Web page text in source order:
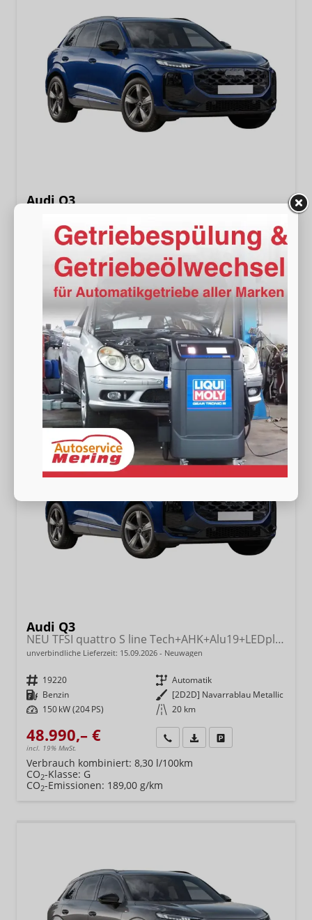
Audi Q3
unverbindliche Lieferzeit: 15.09.2026 Neuwagen
Automatik
Benzin Außenfarbe [2D2D] Navarrablau Metallic
48.990,– €
incl. 19% MwSt.
Wir rufen Sie anFahrzeugexposé (PDF)
Fahrzeug parken
Verbrauch kombiniert:8,30 l/100km
2-Klasse: G
2-Emissionen:189,00 g/km
Audi Q3
NEU TFSI quattro S line Tech+AHK+Alu19+LEDplus+KlimaPlus+ExtSchwarz
unverbindliche Lieferzeit: 15.09.2026 Neuwagen
Fahrzeugnr. 19220 Getriebe Automatik
Kraftstoff Benzin Außenfarbe [2D2D] Navarrablau Metallic
Leistung 150 kW (204 PS) Kilometerstand 20 km
48.990,– €
incl. 19% MwSt.
Wir rufen Sie anFahrzeugexposé (PDF)
Verbrauch kombiniert: 8,30 l/100km
CO2-Klasse: G
CO2-Emissionen: 189,00 g/km